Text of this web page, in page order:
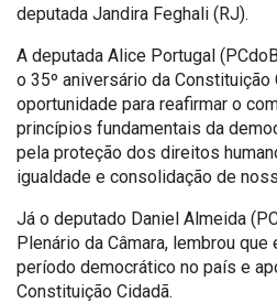
deputada Jandira Feghali (RJ).
A deputada Alice Portugal
o 35º aniversário da Constituição
oportunidade para reafirmar o
princípios fundamentais da
pela proteção dos direitos
igualdade e consolidação de
Já o deputado Daniel Almeida
Plenário da Câmara, lembrou
período democrático no país e
Constituição Cidadã.